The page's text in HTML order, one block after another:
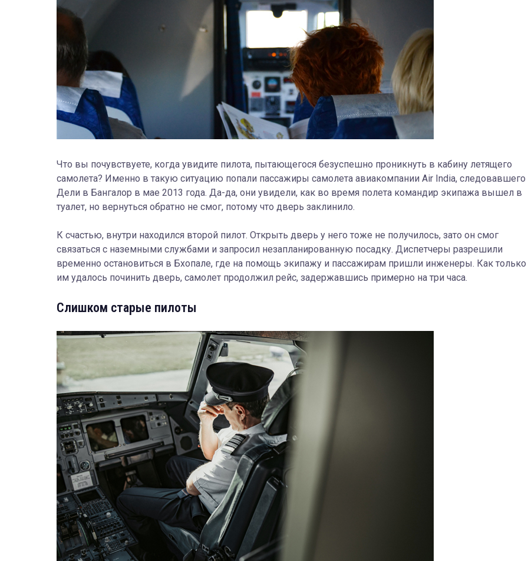
Что вы почувствуете, когда увидите пилота, пытающегося безуспешно проникнуть в кабину летящего
самолета? Именно в такую ситуацию попали пассажиры самолета авиакомпании Air India, следовавшего
Дели в Бангалор в мае 2013 года. Да-да, они увидели, как во время полета командир экипажа вышел в
туалет, но вернуться обратно не смог, потому что дверь заклинило.
К счастью, внутри находился второй пилот. Открыть дверь у него тоже не получилось, зато он смог
связаться с наземными службами и запросил незапланированную посадку. Диспетчеры разрешили
временно остановиться в Бхопале, где на помощь экипажу и пассажирам пришли инженеры. Как только
им удалось починить дверь, самолет продолжил рейс, задержавшись примерно на три часа.
Слишком старые пилоты